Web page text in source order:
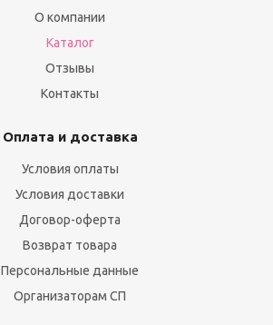
О компании
Каталог
Отзывы
Контакты
Оплата и доставка
Условия оплаты
Условия доставки
Договор-оферта
Возврат товара
Персональные данные
Организаторам СП